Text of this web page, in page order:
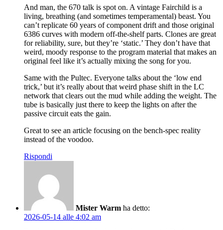
And man, the 670 talk is spot on. A vintage Fairchild is a
living, breathing (and sometimes temperamental) beast. You
can’t replicate 60 years of component drift and those original
6386 curves with modern off-the-shelf parts. Clones are great
for reliability, sure, but they’re ‘static.’ They don’t have that
weird, moody response to the program material that makes an
original feel like it’s actually mixing the song for you.
Same with the Pultec. Everyone talks about the ‘low end
trick,’ but it’s really about that weird phase shift in the LC
network that clears out the mud while adding the weight. The
tube is basically just there to keep the lights on after the
passive circuit eats the gain.
Great to see an article focusing on the bench-spec reality
instead of the voodoo.
Rispondi
Mister Warm ha detto:
2026-05-14 alle 4:02 am